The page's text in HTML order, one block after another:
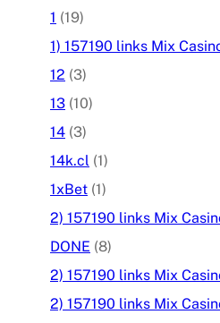
1 (19)
1) 157190 links Mix
12 (3)
13 (10)
14 (3)
14k.cl (1)
1xBet (1)
2) 157190 links Mix
DONE (8)
2) 157190 links Mix
2) 157190 links Mix